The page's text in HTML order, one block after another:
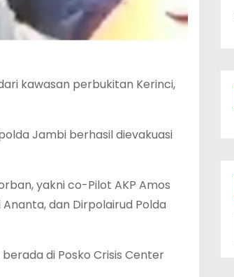
kawasan perbukitan Kerinci,
Jambi berhasil dievakuasi
yakni co-Pilot AKP Amos
dan Dirpolairud Polda
di Posko Crisis Center